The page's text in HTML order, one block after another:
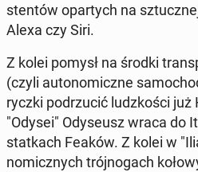
sten­tów opar­tych na
Alexa czy Siri.
Z kolei pomysł na środki
(czyli au­to­no­micz­ne
rycz­ki pod­rzu­cić ludz­ko­ści już
"Odysei" Ody­se­usz wraca do
stat­kach Feaków. Z kolei w
no­micz­nych trój­no­gach